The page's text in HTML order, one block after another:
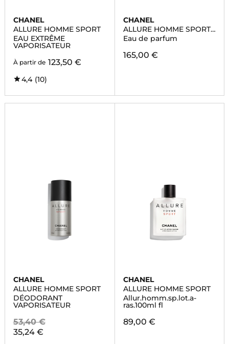
CHANEL
ALLURE HOMME SPORT
EAU EXTRÊME
VAPORISATEUR
À partir de 123,50 €
4,4 (10)
CHANEL
ALLURE HOMME SPORT
SUPERLEGGERA
Eau de parfum
165,00 €
CHANEL
ALLURE HOMME SPORT
DÉODORANT
VAPORISATEUR
53,40 €
35,24 €
CHANEL
ALLURE HOMME SPORT
Allur.homm.sp.lot.a-
ras.100ml fl
89,00 €